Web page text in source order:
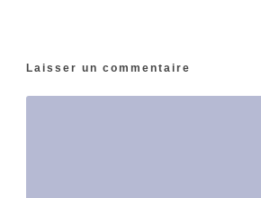
Laisser un commentaire